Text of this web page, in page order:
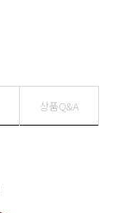
상품Q&A